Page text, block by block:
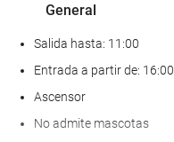
General
Salida hasta: 11:00
Entrada a partir de: 16:00
Ascensor
No admite mascotas